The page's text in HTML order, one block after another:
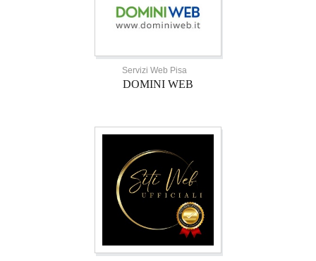
Servizi Web Pisa
DOMINI WEB